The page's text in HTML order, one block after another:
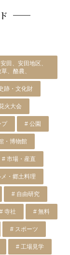
田、安田地区、
、酪農、
跡・文化財
火大会
プ # 公園
・博物館
# 市場・産直
・郷土料理
# 自由研究
# 寺社 # 無料
# スポーツ
# 工場見学